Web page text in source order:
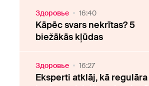
Здоровье 16:40
Kāpēc svars nekrītas? 5
biežākās kļūdas
Здоровье 16:27
Eksperti atklāj, kā regulāra